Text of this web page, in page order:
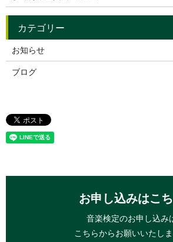
お知らせ
ブログ
お申し込みはこ
音楽検定のお申し込み
こちらからお願いいたしま